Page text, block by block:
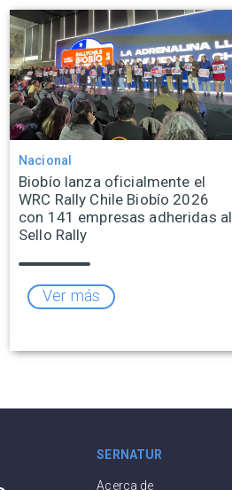
Nacional
Biobío lanza oficialmente el
WRC Rally Chile Biobío 2026
con 141 empresas adheridas al
Sello Rally
Ver más
SERNATUR
Acerca de